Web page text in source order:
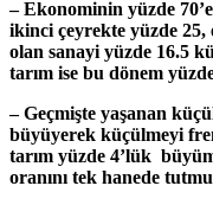
– Ekonominin yüzde
ikinci çeyrekte yüzde 25,
olan sanayi yüzde 16.5
tarım ise bu dönem
– Geçmişte yaşanan
büyüyerek küçülmeyi
tarım yüzde 4’lük
oranını tek hanede